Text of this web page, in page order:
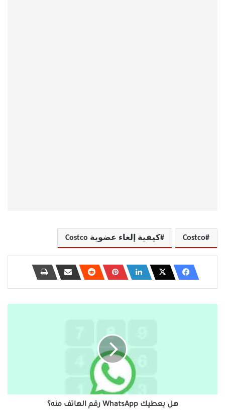
Costco كيفية إلغاء عضوية Costco
هل يعطيك WhatsApp رقم الهاتف منه؟